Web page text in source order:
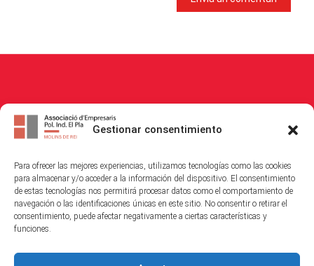
Gestionar consentimiento
Para ofrecer las mejores experiencias, utilizamos tecnologías como las cookies
para almacenar y/o acceder a la información del dispositivo. El consentimiento
de estas tecnologías nos permitirá procesar datos como el comportamiento de
navegación o las identificaciones únicas en este sitio. No consentir o retirar el
consentimiento, puede afectar negativamente a ciertas características y
funciones.
© 2026Associació Empresaris i Propietaris Polígon Industrial El Pla
Rights Reserved.
Política de Cookies|Política de Privacitat| Avis Legal